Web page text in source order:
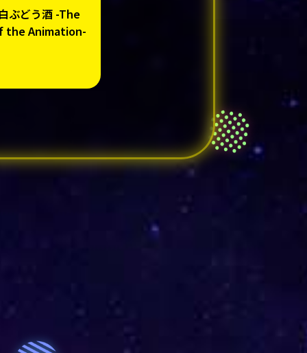
ぶどう酒 -The
the Animation-